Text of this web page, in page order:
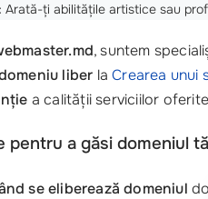
: Arată-ți abilitățile artistice sau
, suntem
liber laCrearea unui
a calității serviciilor
a găsi domeniul
se eliberează domeniul